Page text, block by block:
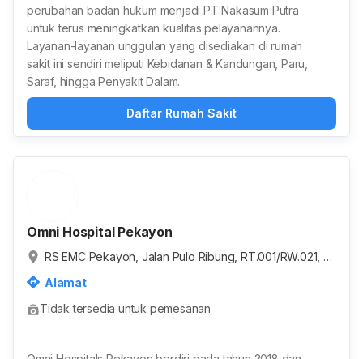
perubahan badan hukum menjadi PT Nakasum Putra
untuk terus meningkatkan kualitas pelayanannya.
Layanan-layanan unggulan yang disediakan di rumah
sakit ini sendiri meliputi Kebidanan & Kandungan, Paru,
Saraf, hingga Penyakit Dalam.
Daftar Rumah Sakit
Omni Hospital Pekayon
RS EMC Pekayon, Jalan Pulo Ribung, RT.001/RW.021, P
Alamat
Tidak tersedia untuk pemesanan